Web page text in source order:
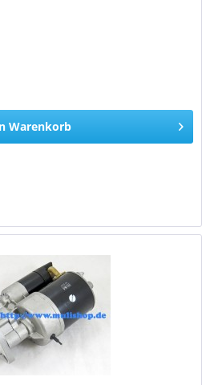
Warenkorb